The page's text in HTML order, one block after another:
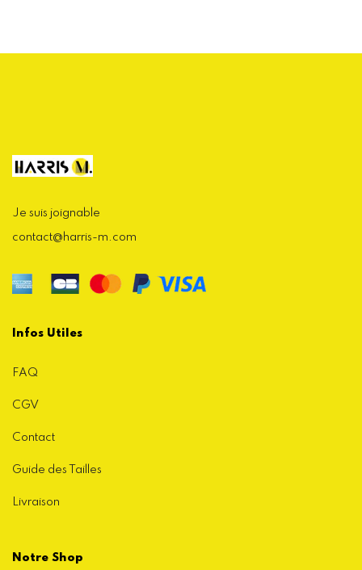
Je suis joignable
contact@harris-m.com
Infos Utiles
FAQ
CGV
Contact
Guide des Tailles
Livraison
Notre Shop